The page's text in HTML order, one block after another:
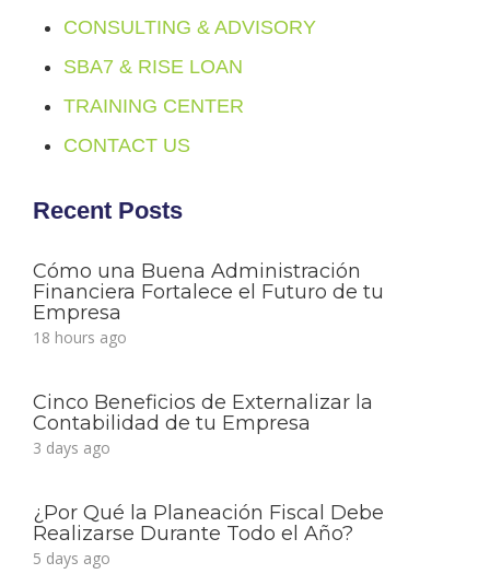
CONSULTING & ADVISORY
SBA7 & RISE LOAN
TRAINING CENTER
CONTACT US
Recent Posts
Cómo una Buena Administración
Financiera Fortalece el Futuro de tu
Empresa
18 hours ago
Cinco Beneficios de Externalizar la
Contabilidad de tu Empresa
3 days ago
¿Por Qué la Planeación Fiscal Debe
Realizarse Durante Todo el Año?
5 days ago